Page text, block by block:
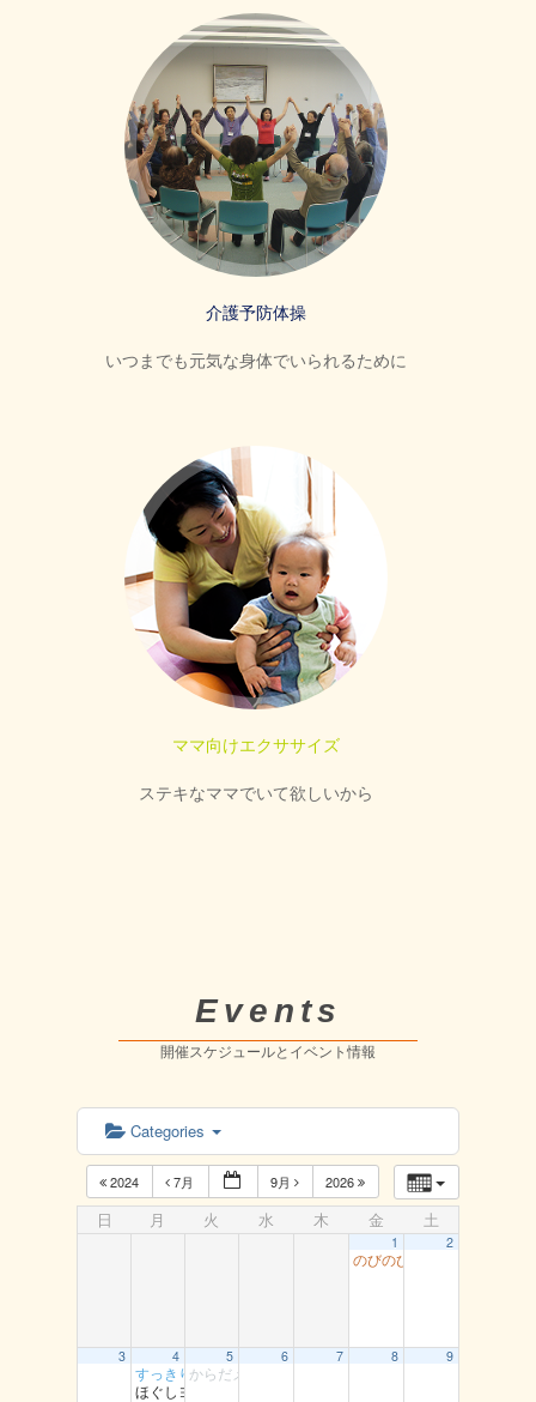
介護予防体操
いつまでも元気な身体でいられるために
ママ向けエクササイズ
ステキなママでいて欲しいから
Events
開催スケジュールとイベント情報
Categories
2024 7月 9月 2026
日 月 火 水 木 金 土
1
のびのび健康教室 青谷
2
3 4
すっきり体操 湖南
ほぐしヨガ 丸由
5
からだメンテナンス教室 湯梨浜
6 7 8 9